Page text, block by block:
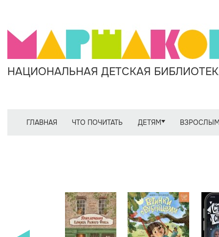
НАЦИОНАЛЬНАЯ ДЕТСКАЯ
ГЛАВНАЯ ЧТО ПОЧИТАТЬ ДЕТЯМ